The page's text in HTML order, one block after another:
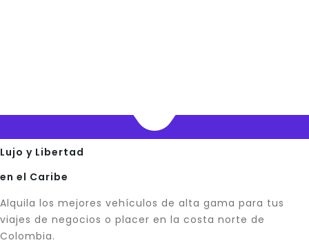
Lujo y Libertad
en el Caribe
Alquila los mejores vehículos de alta gama para tus
viajes de negocios o placer en la costa norte de
Colombia.